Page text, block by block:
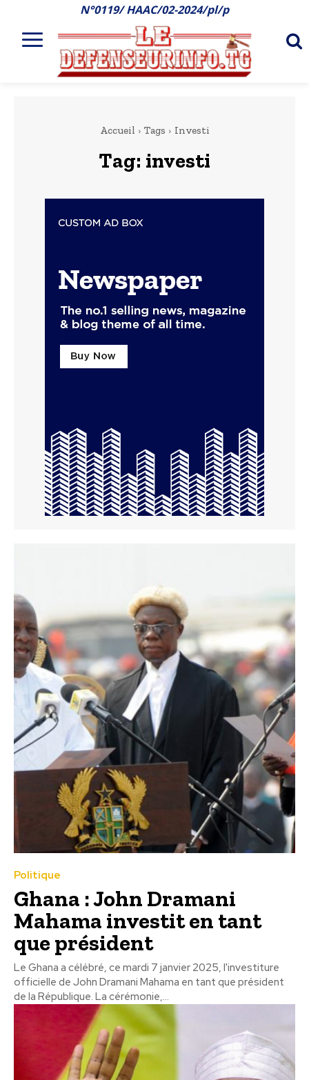
N°0119/ HAAC/02-2024/pl/p
Accueil Tags Investi
Tag: investi
Politique
Ghana : John Dramani
Mahama investit en tant
que président
Le Ghana a célébré, ce mardi 7 janvier 2025, l'investiture
officielle de John Dramani Mahama en tant que président
de la République. La cérémonie,...